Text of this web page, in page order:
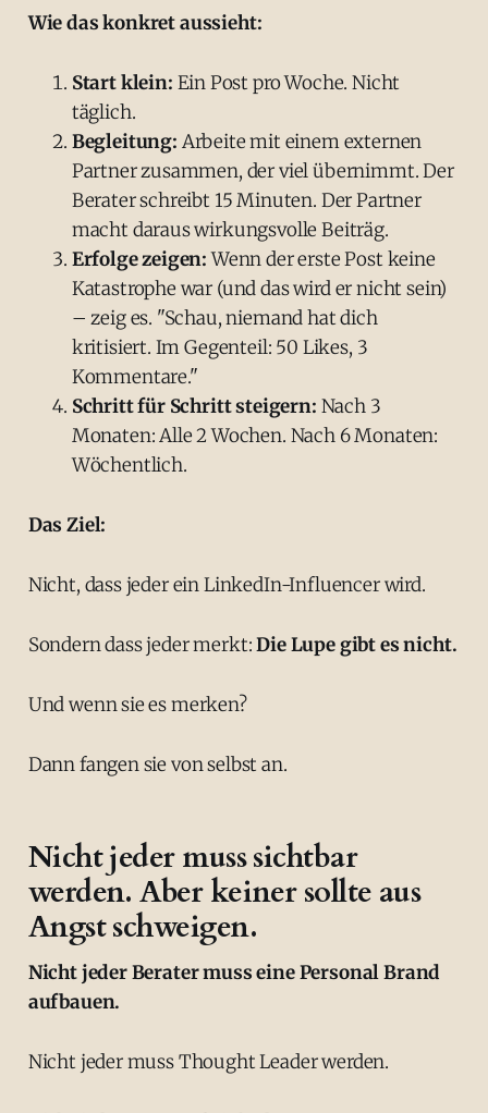
Wie das konkret aussieht:
Start klein: Ein Post pro Woche. Nicht
täglich.
Begleitung: Arbeite mit einem externen
Partner zusammen, der viel übernimmt. Der
Berater schreibt 15 Minuten. Der Partner
macht daraus wirkungsvolle Beiträg.
Erfolge zeigen:Wenn der erste Post keine
Katastrophe war (und das wird er nicht sein)
– zeig es. "Schau, niemand hat dich
kritisiert. Im Gegenteil: 50 Likes, 3
Kommentare."
Schritt für Schritt steigern: Nach 3
Monaten: Alle 2 Wochen. Nach 6 Monaten:
Wöchentlich.
Das Ziel:
Nicht, dass jeder ein LinkedIn-Influencer wird.
Sondern dass jeder merkt:Die Lupe gibt es nicht.
Und wenn sie es merken?
Dann fangen sie von selbst an.
Nicht jeder muss sichtbar
werden. Aber keiner sollte aus
Angst schweigen.
Nicht jeder Berater muss eine Personal Brand
aufbauen.
Nicht jeder muss Thought Leader werden.